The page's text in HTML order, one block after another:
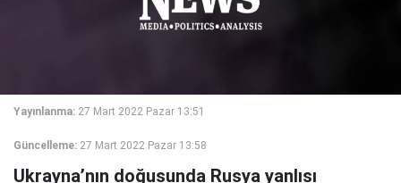
Yayınlanma: 27 Mart 2022 Pazar 13:51
Güncelleme: 27 Mart 2022 Pazar 13:58
Ukrayna’nın doğusunda Rusya yanlısı